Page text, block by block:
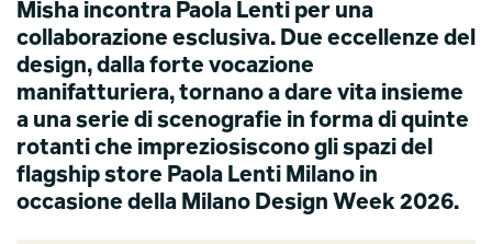
Misha incontra Paola Lenti per una
collaborazione esclusiva. Due eccellenze del
design, dalla forte vocazione
manifatturiera, tornano a dare vita insieme
a una serie di scenografie in forma di quinte
rotanti che impreziosiscono gli spazi del
flagship store Paola Lenti Milano in
occasione della Milano Design Week 2026.